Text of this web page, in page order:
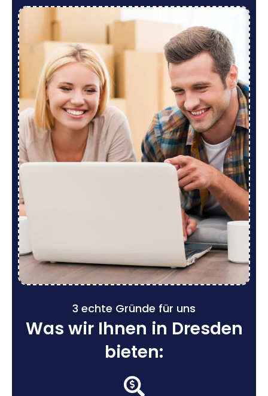
3 echte Gründe für uns
Was wir Ihnen in Dresden
bieten: